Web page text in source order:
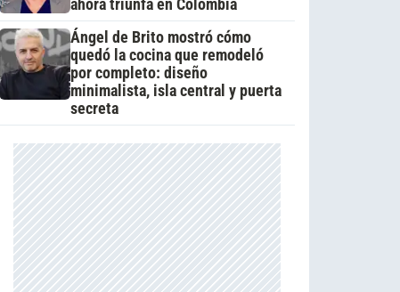
ahora triunfa en Colombia
Ángel de Brito mostró cómo
quedó la cocina que remodeló
por completo: diseño
minimalista, isla central y puerta
secreta